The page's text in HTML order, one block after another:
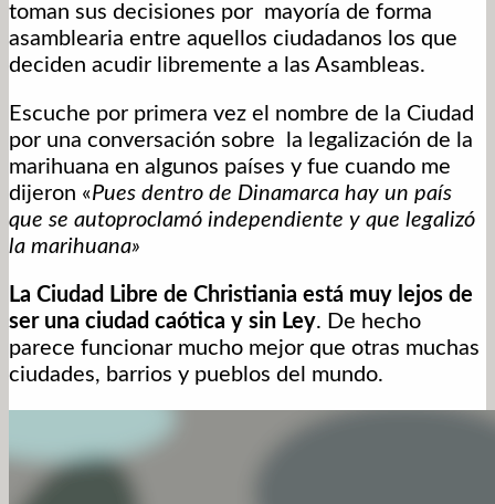
toman sus decisiones por mayoría de forma
asamblearia entre aquellos ciudadanos los que
deciden acudir libremente a las Asambleas.
Escuche por primera vez el nombre de la Ciudad
por una conversación sobre la legalización de la
marihuana en algunos países y fue cuando me
dijeron «Pues dentro de Dinamarca hay un país
que se autoproclamó independiente y que legalizó
la marihuana»
La Ciudad Libre de Christiania está muy lejos de
ser una ciudad caótica y sin Ley. De hecho
parece funcionar mucho mejor que otras muchas
ciudades, barrios y pueblos del mundo.